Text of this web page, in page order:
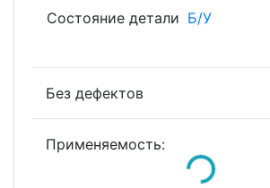
Состояние детали Б/У
Без дефектов
Применяемость:
Loading...